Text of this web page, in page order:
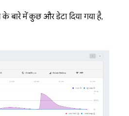
बारे में कुछ और डेटा दिया गया है,